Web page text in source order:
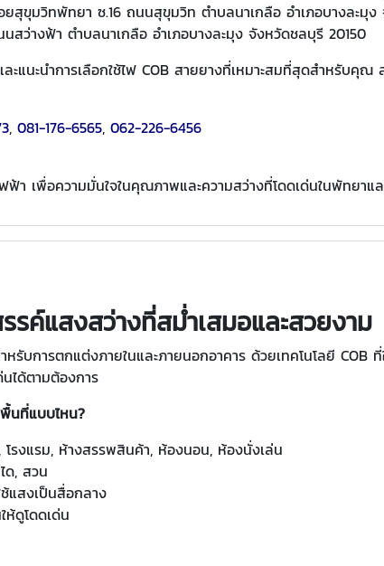
สุขุมวิทพัทยา ซ.16 ถนนสุขุมวิท ตำบลนาเกลือ อำเภอบางละมุง
สว่างฟ้า ตำบลนาเกลือ อำเภอบางละมุง จังหวัดชลบุรี 20150
ะแนะนำการเลือกใช้ไฟ COB สายยางที่เหมาะสมที่สุดสำหรับคุ
, 081-176-6565, 062-226-6456
ฟ้า เพื่อความมั่นใจในคุณภาพและความสว่างที่โดดเด่นในพัทยาแ
รค์แสงสว่างที่สม่ำเสมอและสวยงาม
รับการตกแต่งภายในและภายนอกอาคาร ด้วยเทคโนโลยี COB
ได้ตามต้องการ
พื้นที่แบบไหน?
โรงแรม, ห้างสรรพสินค้า, ห้องนอน, ห้องนั่งเล่น
ด, สวน
แสงเป็นสื่อกลาง
ดูโดดเด่น